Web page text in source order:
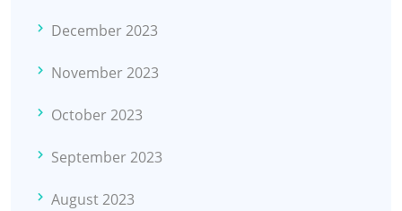
December 2023
November 2023
October 2023
September 2023
August 2023